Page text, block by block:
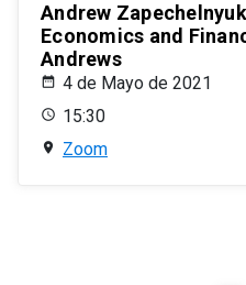
Andrew
Economics and
Andrews
4 de Mayo de 2021
15:30
Zoom